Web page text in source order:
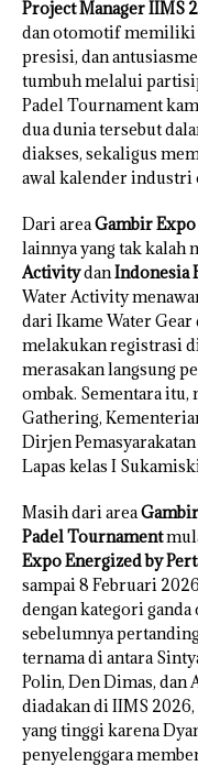
Project Manager IIMS
dan otomotif memiliki
presisi, dan
tumbuh melalui
Padel Tournament
dua dunia tersebut
diakses, sekaligus
awal kalender industri
Dari areaGambir
lainnya yang tak kalah
ActivitydanIndonesia
Water Activity
dari Ikame Water Gear
melakukan registrasi
merasakan langsung
ombak. Sementara
Gathering,
Dirjen
Lapas kelas I
Masih dari area
Padel Tournament
Expo Energized by
sampai 8 Februari
dengan kategori
sebelumnya
ternama di antara
Polin, Den Dimas, dan
diadakan di IIMS
yang tinggi karena
penyelenggara